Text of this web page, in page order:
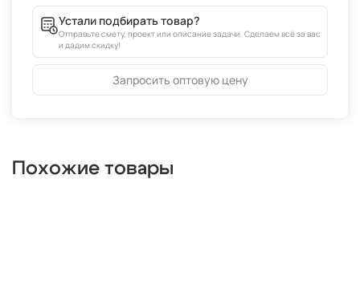
Устали подбирать товар?
Отправьте смету, проект или описание задачи. Сделаем всё за вас
и дадим скидку!
Запросить оптовую цену
Похожие товары